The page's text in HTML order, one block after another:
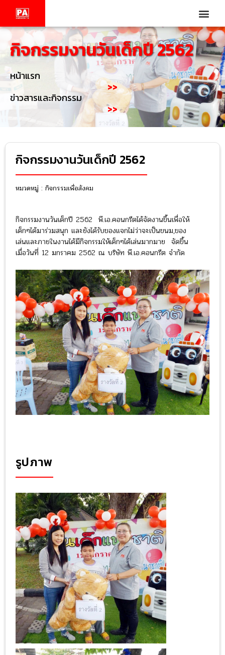
กิจกรรมงานวันเด็กปี 2562
หน้าแรก
>>
ข่าวสารและกิจกรรม
>>
กิจกรรมงานวันเด็กปี 2562
หมวดหมู่ : กิจกรรมเพื่อสังคม
กิจกรรมงานวันเด็กปี 2562 พี.เอ.คอนกรีตได้จัดงานขึ้นเพื่อให้
เด็กๆได้มาร่วมสนุก และยังได้รับของแจกไม่ว่าจะเป็นขนม,ของ
เล่นและภายในงานได้มีกิจกรรมให้เด็กๆได้เล่นมากมาย จัดขึ้น
เมื่อวันที่ 12 มกราคม 2562 ณ บริษัท พี.เอ.คอนกรีต จำกัด
รูปภาพ